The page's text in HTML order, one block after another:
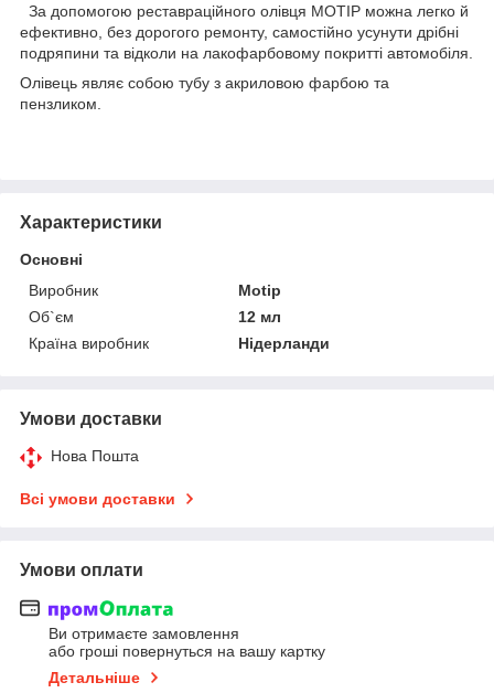
За допомогою реставраційного олівця MOTIP можна легко й
ефективно, без дорогого ремонту, самостійно усунути дрібні
подряпини та відколи на лакофарбовому покритті автомобіля.
Олівець являє собою тубу з акриловою фарбою та
пензликом.
Характеристики
Основні
Виробник
Motip
Об`єм
12 мл
Країна виробник
Нідерланди
Умови доставки
Нова Пошта
Всі умови доставки
Умови оплати
Ви отримаєте замовлення
або гроші повернуться на вашу картку
Детальніше